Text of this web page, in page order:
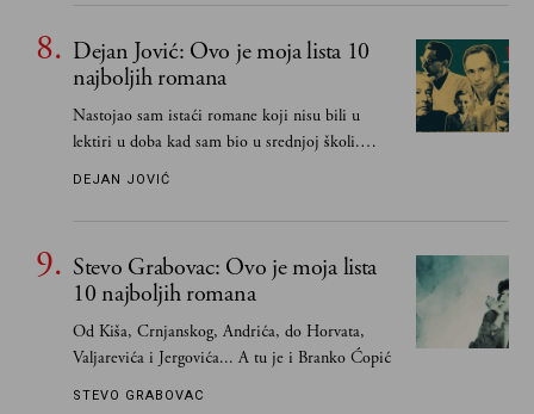
Dejan Jović: Ovo je moja lista 10
najboljih romana
Nastojao sam istaći romane koji nisu bili u
lektiri u doba kad sam bio u srednjoj školi.
Smatrao sam da su "klasici" već dovoljno
DEJAN JOVIĆ
Stevo Grabovac: Ovo je moja lista
10 najboljih romana
Od Kiša, Crnjanskog, Andrića, do Horvata,
Valjarevića i Jergovića... A tu je i Branko Ćopić
STEVO GRABOVAC